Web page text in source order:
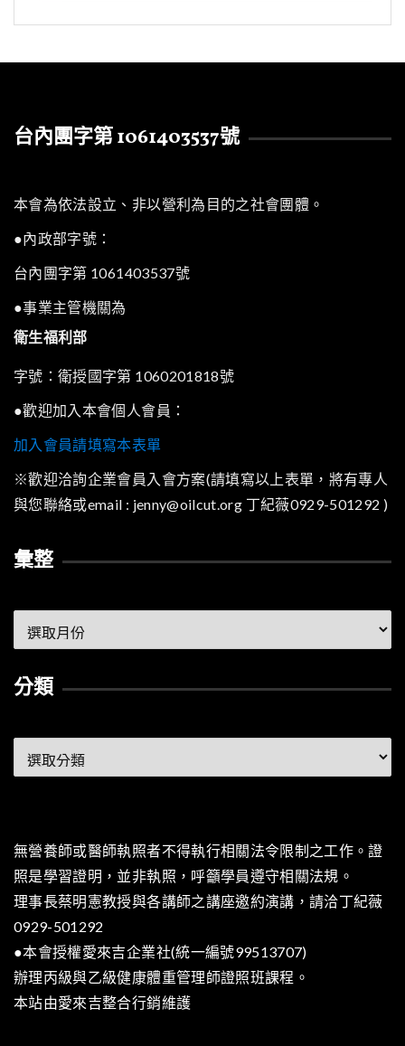
台內團字第 1061403537號
本會為依法設立、非以營利為目的之社會團體。
●內政部字號：
台內團字第 1061403537號
●事業主管機關為
衛生福利部
字號：衛授國字第 1060201818號
●歡迎加入本會個人會員：
加入會員請填寫本表單
※歡迎洽詢企業會員入會方案(請填寫以上表單，將有專人
與您聯絡或email : jenny@oilcut.org 丁紀薇0929-501292 )
彙整
整
分類
類
無營養師或醫師執照者不得執行相關法令限制之工作。證
照是學習證明，並非執照，呼籲學員遵守相關法規。
理事長蔡明憲教授與各講師之講座邀約演講，請洽丁紀薇
0929-501292
●本會授權愛來吉企業社(統一編號99513707)
辦理丙級與乙級健康體重管理師證照班課程。
本站由愛來吉整合行銷維護